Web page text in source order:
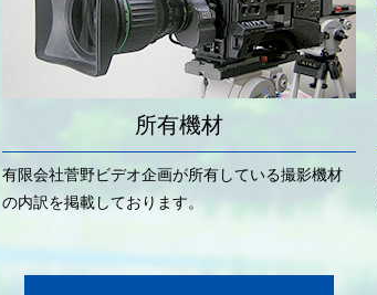
所有機材
有限会社菅野ビデオ企画が所有している撮影機材
の内訳を掲載しております。